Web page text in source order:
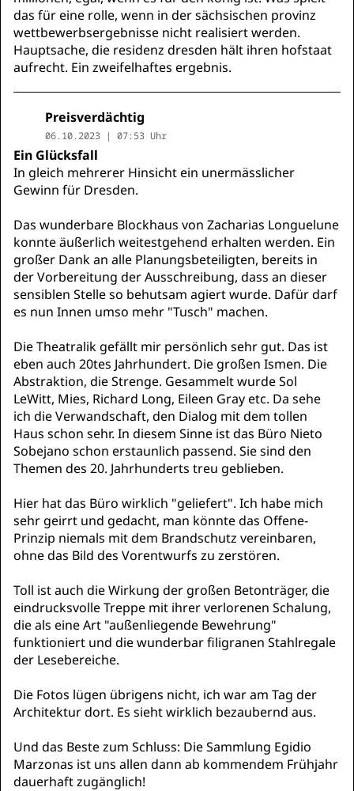
das für eine rolle, wenn in der sächsischen provinz
wettbewerbsergebnisse nicht realisiert werden.
Hauptsache, die residenz dresden hält ihren hofstaat
aufrecht. Ein zweifelhaftes ergebnis.
Preisverdächtig
06.10.2023 | 07:53 Uhr
Ein Glücksfall
In gleich mehrerer Hinsicht ein unermässlicher
Gewinn für Dresden.
Das wunderbare Blockhaus von Zacharias Longuelune
konnte äußerlich weitestgehend erhalten werden. Ein
großer Dank an alle Planungsbeteiligten, bereits in
der Vorbereitung der Ausschreibung, dass an dieser
sensiblen Stelle so behutsam agiert wurde. Dafür darf
es nun Innen umso mehr "Tusch" machen.
Die Theatralik gefällt mir persönlich sehr gut. Das ist
eben auch 20tes Jahrhundert. Die großen Ismen. Die
Abstraktion, die Strenge. Gesammelt wurde Sol
LeWitt, Mies, Richard Long, Eileen Gray etc. Da sehe
ich die Verwandschaft, den Dialog mit dem tollen
Haus schon sehr. In diesem Sinne ist das Büro Nieto
Sobejano schon erstaunlich passend. Sie sind den
Themen des 20. Jahrhunderts treu geblieben.
Hier hat das Büro wirklich "geliefert". Ich habe mich
sehr geirrt und gedacht, man könnte das Offene-
Prinzip niemals mit dem Brandschutz vereinbaren,
ohne das Bild des Vorentwurfs zu zerstören.
Toll ist auch die Wirkung der großen Betonträger, die
eindrucksvolle Treppe mit ihrer verlorenen Schalung,
die als eine Art "außenliegende Bewehrung"
funktioniert und die wunderbar filigranen Stahlregale
der Lesebereiche.
Die Fotos lügen übrigens nicht, ich war am Tag der
Architektur dort. Es sieht wirklich bezaubernd aus.
Und das Beste zum Schluss: Die Sammlung Egidio
Marzonas ist uns allen dann ab kommendem Frühjahr
dauerhaft zugänglich!